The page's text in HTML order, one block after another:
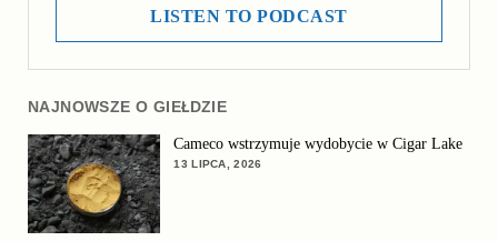
LISTEN TO PODCAST
NAJNOWSZE O GIEŁDZIE
Cameco wstrzymuje wydobycie w Cigar Lake
13 LIPCA, 2026